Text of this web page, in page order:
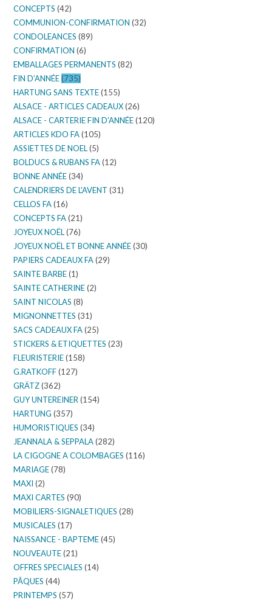
CONCEPTS (42)
COMMUNION-CONFIRMATION (32)
CONDOLEANCES (89)
CONFIRMATION (6)
EMBALLAGES PERMANENTS (82)
FIN D’ANNÉE (735)
HARTUNG SANS TEXTE (155)
ALSACE - ARTICLES CADEAUX (26)
ALSACE - CARTERIE FIN D’ANNÉE (120)
ARTICLES KDO FA (105)
ASSIETTES DE NOEL (5)
BOLDUCS & RUBANS FA (12)
BONNE ANNÉE (34)
CALENDRIERS DE L'AVENT (31)
CELLOS FA (16)
CONCEPTS FA (21)
JOYEUX NOËL (76)
JOYEUX NOËL ET BONNE ANNÉE (30)
PAPIERS CADEAUX FA (29)
SAINTE BARBE (1)
SAINTE CATHERINE (2)
SAINT NICOLAS (8)
MIGNONNETTES (31)
SACS CADEAUX FA (25)
STICKERS & ETIQUETTES (23)
FLEURISTERIE (158)
G.RATKOFF (127)
GRÄTZ (362)
GUY UNTEREINER (154)
HARTUNG (357)
HUMORISTIQUES (34)
JEANNALA & SEPPALA (282)
LA CIGOGNE A COLOMBAGES (116)
MARIAGE (78)
MAXI (2)
MAXI CARTES (90)
MOBILIERS-SIGNALETIQUES (28)
MUSICALES (17)
NAISSANCE - BAPTEME (45)
NOUVEAUTE (21)
OFFRES SPECIALES (14)
PÂQUES (44)
PRINTEMPS (57)